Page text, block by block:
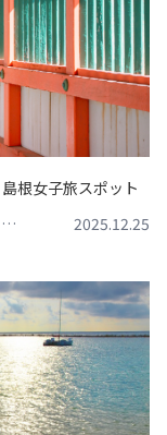
根女子旅スポット
#島根グルメ #日御碕
2025.12.25